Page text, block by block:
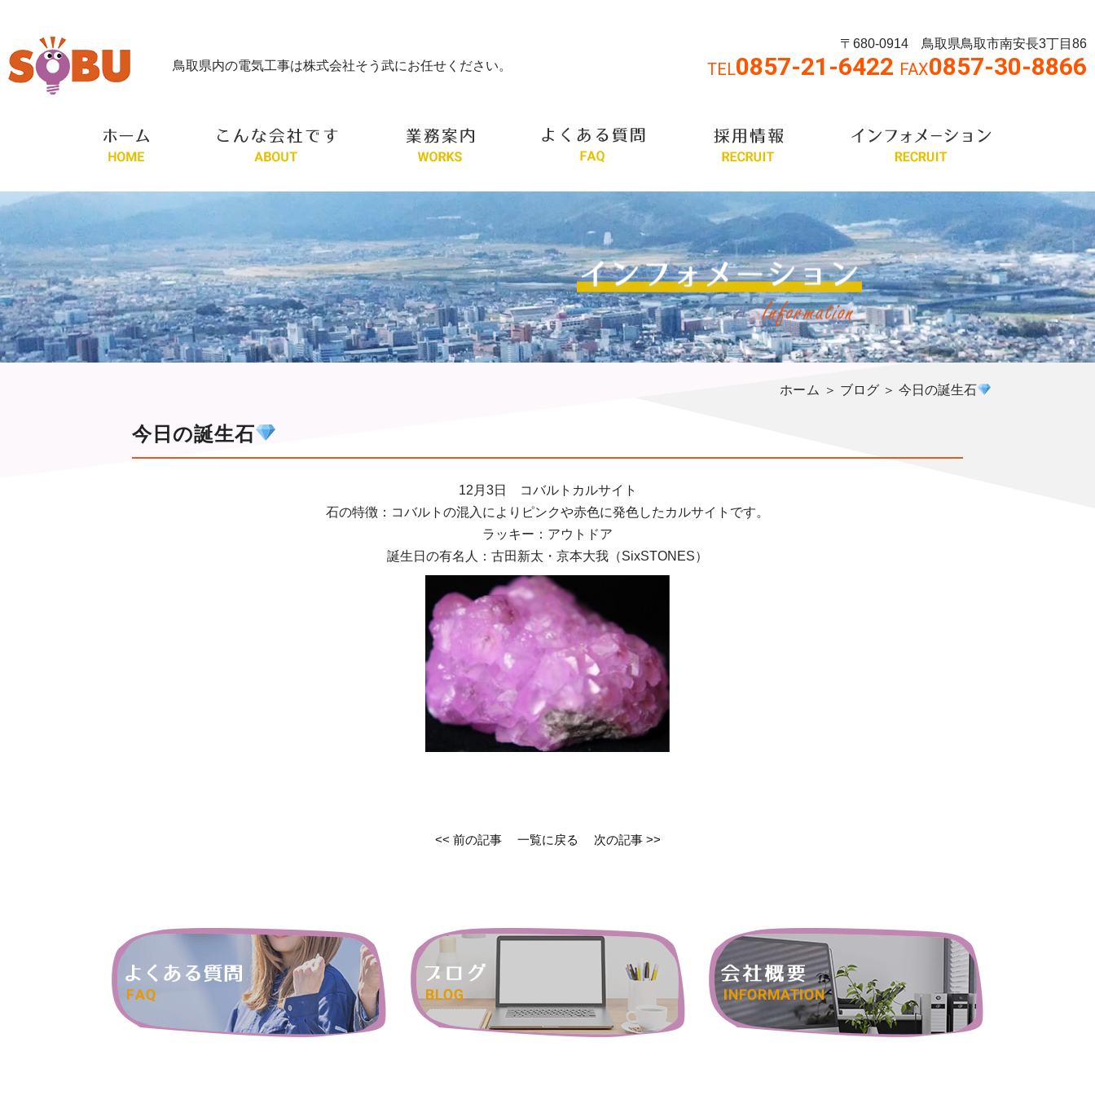
鳥取県内の電気工事は株式会社そう武にお任せください。
〒680-0914 鳥取県鳥取市南安長3丁目86
TEL0857-21-6422 FAX0857-30-8866
ホーム ＞ ブログ ＞ 今日の誕生石
今日の誕生石
12月3日 コバルトカルサイト
石の特徴：コバルトの混入によりピンクや赤色に発色したカルサイトです。
ラッキー：アウトドア
誕生日の有名人：古田新太・京本大我（SixSTONES）
<< 前の記事 一覧に戻る 次の記事 >>